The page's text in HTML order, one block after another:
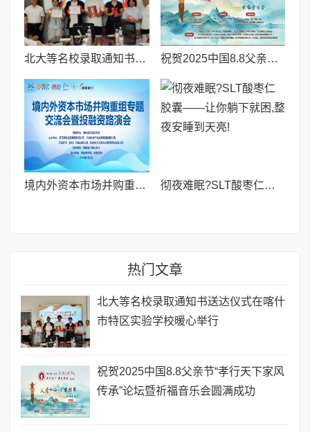
北大等名校录取通知书送达仪式在喀什市特区实验学校暖心举行 祝贺2025中国8.8父亲节“孝行天下家风传承”论坛暨祈福音乐会圆满成功
境内外资本市场并购重组专题交流会暨投融资路演会 深度解析驱动企业资本战略升级 彻夜难眠?SLT酸枣仁胶囊——让你躺下就困,整夜安睡到天亮!
热门文章
北大等名校录取通知书送达仪式在喀什
市特区实验学校暖心举行
祝贺2025中国8.8父亲节“孝行天下家风
传承”论坛暨祈福音乐会圆满成功